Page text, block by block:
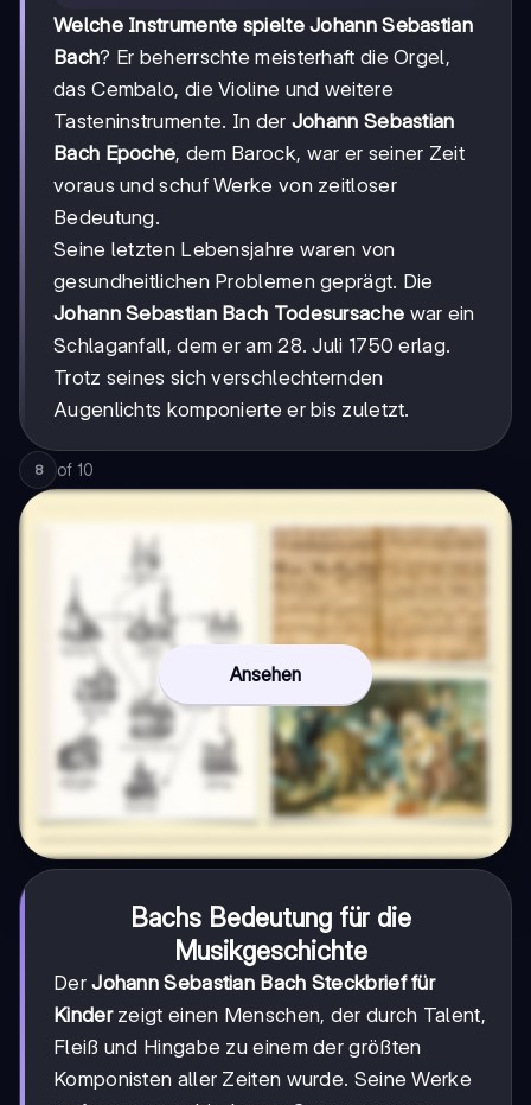
Welche Instrumente spielte Johann Sebastian
Bach? Er beherrschte meisterhaft die Orgel,
das Cembalo, die Violine und weitere
Tasteninstrumente. In der Johann Sebastian
Bach Epoche, dem Barock, war er seiner Zeit
voraus und schuf Werke von zeitloser
Bedeutung.
Seine letzten Lebensjahre waren von
gesundheitlichen Problemen geprägt. Die
Johann Sebastian Bach Todesursache war ein
Schlaganfall, dem er am 28. Juli 1750 erlag.
Trotz seines sich verschlechternden
Augenlichts komponierte er bis zuletzt.
8 of 10
Ansehen
Bachs Bedeutung für die
Musikgeschichte
DerJohann Sebastian Bach Steckbrief für
Kinderzeigt einen Menschen, der durch Talent,
Fleiß und Hingabe zu einem der größten
Komponisten aller Zeiten wurde. Seine Werke